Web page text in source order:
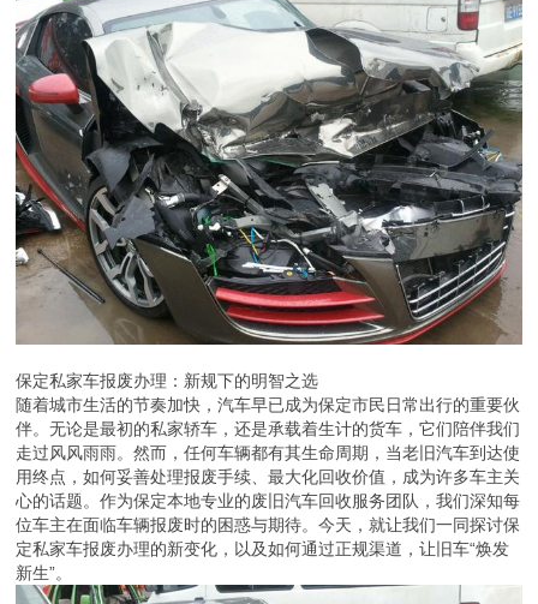
保定私家车报废办理：新规下的明智之选
随着城市生活的节奏加快，汽车早已成为保定市民日常出行的重要伙
伴。无论是最初的私家轿车，还是承载着生计的货车，它们陪伴我们
走过风风雨雨。然而，任何车辆都有其生命周期，当老旧汽车到达使
用终点，如何妥善处理报废手续、最大化回收价值，成为许多车主关
心的话题。作为保定本地专业的废旧汽车回收服务团队，我们深知每
位车主在面临车辆报废时的困惑与期待。今天，就让我们一同探讨保
定私家车报废办理的新变化，以及如何通过正规渠道，让旧车“焕发
新生”。